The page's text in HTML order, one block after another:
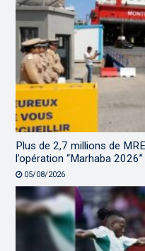
Plus de 2,7 millions de
l’opération “Marhaba 2026”
05/08/2026